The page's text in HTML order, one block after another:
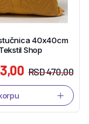
40x40cm
Shop
RSD470,00